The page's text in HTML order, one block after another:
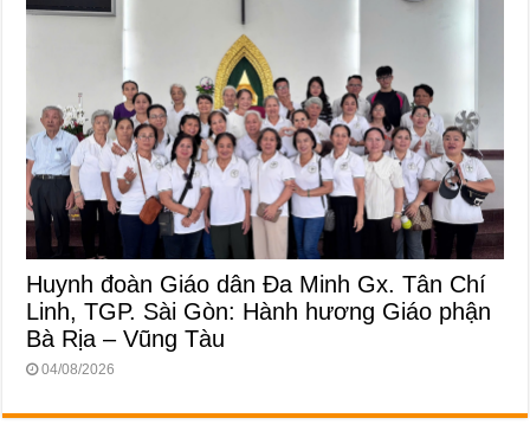
Huynh đoàn Giáo dân Đa Minh Gx. Tân Chí
Linh, TGP. Sài Gòn: Hành hương Giáo phận
Bà Rịa – Vũng Tàu
04/08/2026